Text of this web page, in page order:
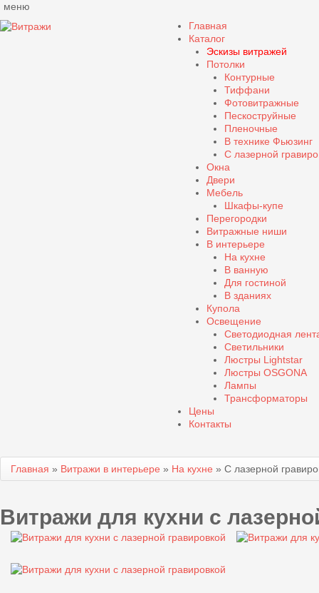
меню
Главная
Каталог
Эскизы витражей
Потолки
Контурные
Тиффани
Фотовитражные
Пескоструйные
Пленочные
В технике Фьюзинг
С лазерной
Окна
Двери
Мебель
Шкафы-купе
Перегородки
Витражные ниши
В интерьере
На кухне
В ванную
Для гостиной
В зданиях
Купола
Освещение
Светодиодная
Светильники
Люстры Lightstar
Люстры OSGONA
Лампы
Трансформаторы
Цены
Контакты
Главная » Витражи в интерьере » На кухне » С лазерной
Витражи для кухни с